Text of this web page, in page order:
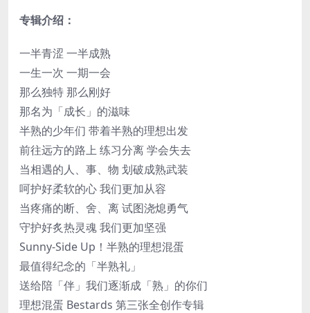
专辑介绍：
一半青涩 一半成熟
一生一次 一期一会
那么独特 那么刚好
那名为「成长」的滋味
半熟的少年们 带着半熟的理想出发
前往远方的路上 练习分离 学会失去
当相遇的人、事、物 划破成熟武装
呵护好柔软的心 我们更加从容
当疼痛的断、舍、离 试图浇熄勇气
守护好炙热灵魂 我们更加坚强
Sunny-Side Up！半熟的理想混蛋
最值得纪念的「半熟礼」
送给陪「伴」我们逐渐成「熟」的你们
理想混蛋 Bestards 第三张全创作专辑